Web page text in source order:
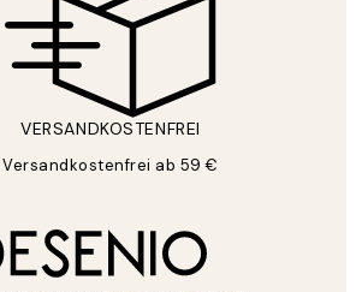
VERSANDKOSTENFREI
Versandkostenfrei ab 59 €